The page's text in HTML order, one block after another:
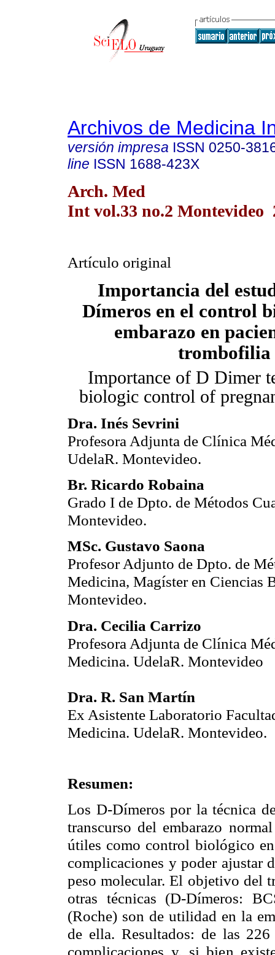
Archivos de Medicina
versión impresa ISSN 0250-
line ISSN 1688-423X
Arch. Med
Int vol.33 no.2 Montevideo
Artículo original
Importancia del
Dímeros en el control
embarazo en
trombofilia
Importance of D Dimer
biologic control of
Dra. Inés Sevrini
Profesora Adjunta de Clínica
UdelaR. Montevideo.
Br. Ricardo Robaina
Grado I de Dpto. de Métodos
Montevideo.
MSc. Gustavo Saona
Profesor Adjunto de Dpto. de
Medicina, Magíster en Ciencias
Montevideo.
Dra. Cecilia Carrizo
Profesora Adjunta de Clínica
Medicina. UdelaR. Montevideo
Dra. R. San Martín
Ex Asistente Laboratorio
Medicina. UdelaR. Montevideo.
Resumen:
Los D-Dímeros por la técnica
transcurso del embarazo
útiles como control biológico en
complicaciones y poder ajustar
peso molecular. El objetivo del
otras técnicas (D-Dímeros:
(Roche) son de utilidad en la
de ella. Resultados: de las
complicaciones y, si bien